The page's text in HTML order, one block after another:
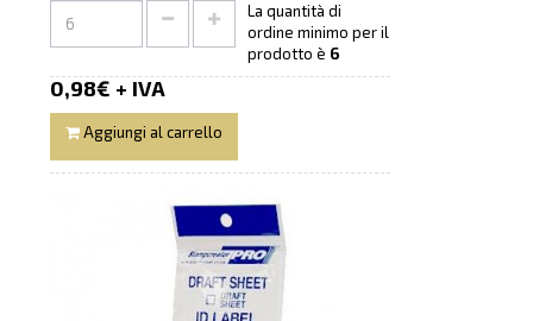
La quantità di
ordine minimo per il
prodotto è 6
0,98€ + IVA
Aggiungi al carrello